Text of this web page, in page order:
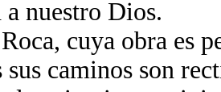
a nuestro Dios.
cuya obra es
sus caminos son